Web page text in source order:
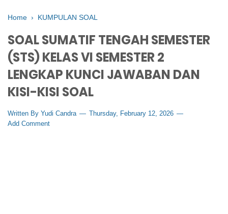
Home › KUMPULAN SOAL
SOAL SUMATIF TENGAH SEMESTER
(STS) KELAS VI SEMESTER 2
LENGKAP KUNCI JAWABAN DAN
KISI-KISI SOAL
Written By Yudi Candra
Thursday, February 12, 2026
Add Comment